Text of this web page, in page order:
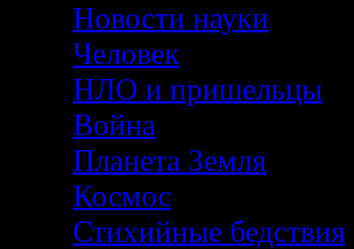
Новости науки
Человек
НЛО и пришельцы
Война
Планета Земля
Космос
Стихийные бедствия